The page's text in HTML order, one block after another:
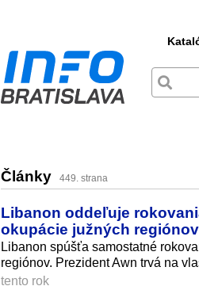
Články 449. strana
Libanon oddeľuje
okupácie južných regiónov
Libanon spúšťa samostatné
regiónov. Prezident Awn trvá na
tento rok